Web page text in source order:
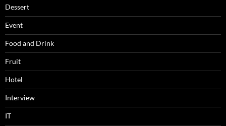
Dessert
Event
Food and Drink
Fruit
Hotel
Interview
IT